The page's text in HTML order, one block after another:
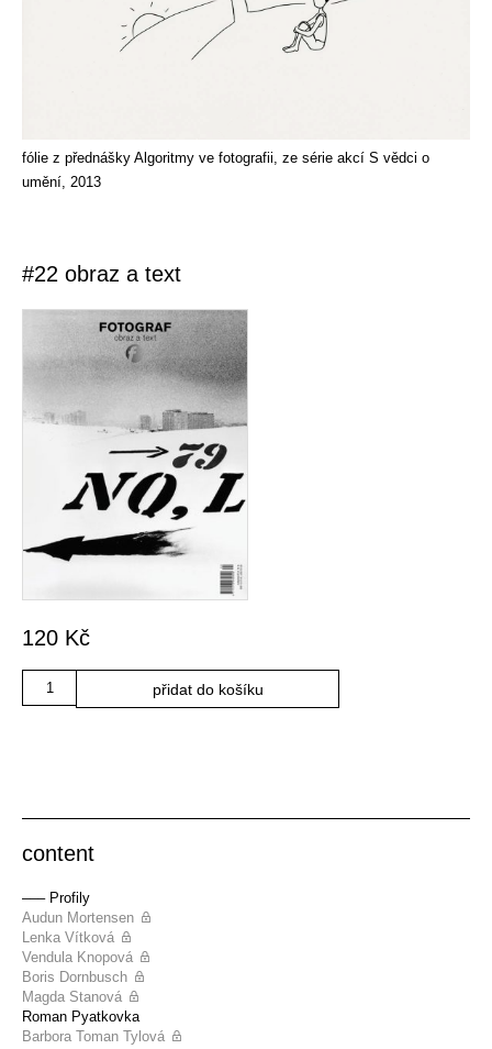
fólie z přednášky Algoritmy ve fotografii, ze série akcí S vědci o
umění, 2013
#22 obraz a text
120 Kč
Množství
přidat do košíku
content
––– Profily
Audun Mortensen
Lenka Vítková
Vendula Knopová
Boris Dornbusch
Magda Stanová
Roman Pyatkovka
Barbora Toman Tylová